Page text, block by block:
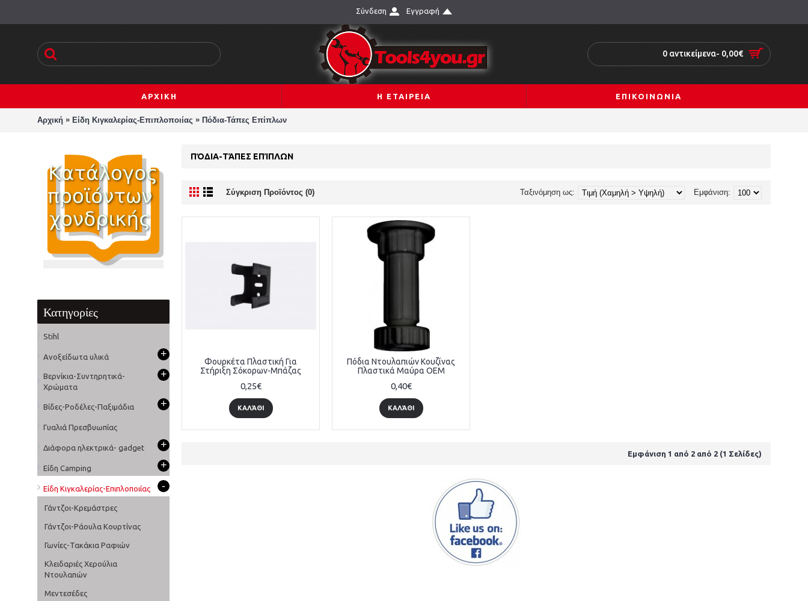
Σύνδεση Εγγραφή
0 αντικείμενα- 0,00€
ΑΡΧΙΚΗ Η ΕΤΑΙΡΕΙΑ ΕΠΙΚΟΙΝΩΝΙΑ
Αρχική » Είδη Κιγκαλερίας-Επιπλοποιίας » Πόδια-Τάπες Επίπλων
Κατηγορίες
Stihl
Ανοξείδωτα υλικά +
Βερνίκια-Συντηρητικά-
Χρώματα
+
Βίδες-Ροδέλες-Παξιμάδια +
Γυαλιά Πρεσβυωπίας
Διάφορα ηλεκτρικά- gadget +
Είδη Camping +
Είδη Κιγκαλερίας-Επιπλοποιίας -
Γάντζοι-Κρεμάστρες
Γάντζοι-Ράουλα Κουρτίνας
Γωνίες-Τακάκια Ραφιών
Κλειδαριές Χερούλια
Ντουλαπών
Μεντεσέδες
ΠΌΔΙΑ-ΤΆΠΕΣ ΕΠΊΠΛΩΝ
Σύγκριση Προϊόντος (0) Εμφάνιση:
Ταξινόμηση ως:
Φουρκέτα Πλαστική Για
Στήριξη Σόκορων-Μπάζας
0,25€
ΚΑΛΆΘΙ
Πόδια Ντουλαπιών Κουζίνας
Πλαστικά Μαύρα OEM
0,40€
ΚΑΛΆΘΙ
Εμφάνιση 1 από 2 από 2 (1 Σελίδες)